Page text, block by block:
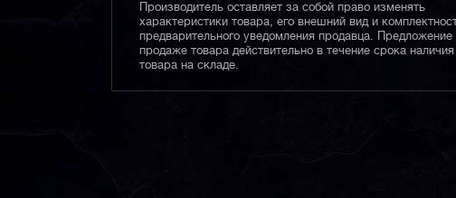
Производитель оставляет за собой право изменять
характеристики товара, его внешний вид и
предварительного уведомления продавца. Предложение
продаже товара действительно в течение срока наличия
товара на складе.